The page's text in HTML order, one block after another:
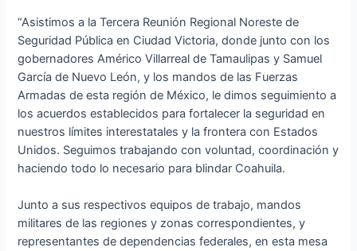
“Asistimos a la Tercera Reunión Regional Noreste de
Seguridad Pública en Ciudad Victoria, donde junto con los
gobernadores Américo Villarreal de Tamaulipas y Samuel
García de Nuevo León, y los mandos de las Fuerzas
Armadas de esta región de México, le dimos seguimiento a
los acuerdos establecidos para fortalecer la seguridad en
nuestros límites interestatales y la frontera con Estados
Unidos. Seguimos trabajando con voluntad, coordinación y
haciendo todo lo necesario para blindar Coahuila.
Junto a sus respectivos equipos de trabajo, mandos
militares de las regiones y zonas correspondientes, y
representantes de dependencias federales, en esta mesa